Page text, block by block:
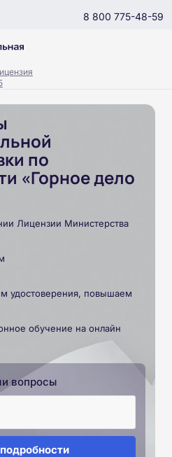
8 800 775-48-59
по
«Горное дело
Лицензии Министерства
удостоверения, повышаем
обучение на онлайн
вопросы